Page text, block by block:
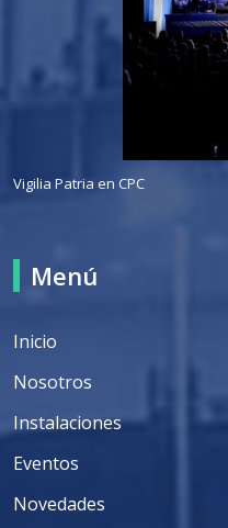
Vigilia Patria en CPC
Menú
Inicio
Nosotros
Instalaciones
Eventos
Novedades